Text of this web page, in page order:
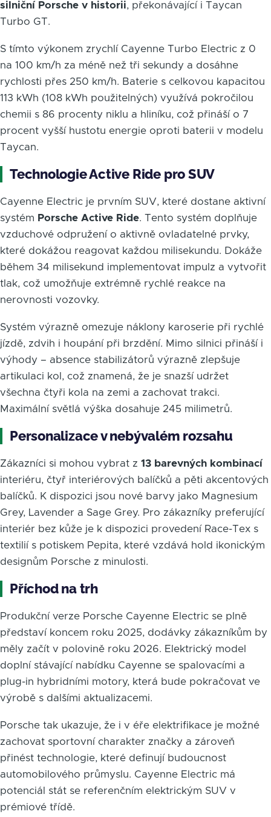
silniční Porsche v historii, překonávající i Taycan
Turbo GT.
S tímto výkonem zrychlí Cayenne Turbo Electric z 0
na 100 km/h za méně než tři sekundy a dosáhne
rychlosti přes 250 km/h. Baterie s celkovou kapacitou
113 kWh (108 kWh použitelných) využívá pokročilou
chemii s 86 procenty niklu a hliníku, což přináší o 7
procent vyšší hustotu energie oproti baterii v modelu
Taycan.
Technologie Active Ride pro SUV
Cayenne Electric je prvním SUV, které dostane aktivní
systém Porsche Active Ride. Tento systém doplňuje
vzduchové odpružení o aktivně ovladatelné prvky,
které dokážou reagovat každou milisekundu. Dokáže
během 34 milisekund implementovat impulz a vytvořit
tlak, což umožňuje extrémně rychlé reakce na
nerovnosti vozovky.
Systém výrazně omezuje náklony karoserie při rychlé
jízdě, zdvih i houpání při brzdění. Mimo silnici přináší i
výhody – absence stabilizátorů výrazně zlepšuje
artikulaci kol, což znamená, že je snazší udržet
všechna čtyři kola na zemi a zachovat trakci.
Maximální světlá výška dosahuje 245 milimetrů.
Personalizace v nebývalém rozsahu
Zákazníci si mohou vybrat z 13 barevných kombinací
interiéru, čtyř interiérových balíčků a pěti akcentových
balíčků. K dispozici jsou nové barvy jako Magnesium
Grey, Lavender a Sage Grey. Pro zákazníky preferující
interiér bez kůže je k dispozici provedení Race-Tex s
textilií s potiskem Pepita, které vzdává hold ikonickým
designům Porsche z minulosti.
Příchod na trh
Produkční verze Porsche Cayenne Electric se plně
představí koncem roku 2025, dodávky zákazníkům by
měly začít v polovině roku 2026. Elektrický model
doplní stávající nabídku Cayenne se spalovacími a
plug-in hybridními motory, která bude pokračovat ve
výrobě s dalšími aktualizacemi.
Porsche tak ukazuje, že i v éře elektrifikace je možné
zachovat sportovní charakter značky a zároveň
přinést technologie, které definují budoucnost
automobilového průmyslu. Cayenne Electric má
potenciál stát se referenčním elektrickým SUV v
prémiové třídě.